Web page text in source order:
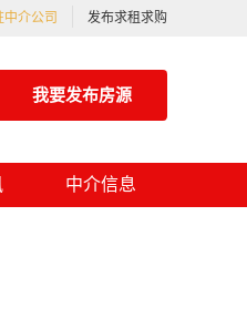
中介公司 发布求租求购
我要发布房源
中介信息